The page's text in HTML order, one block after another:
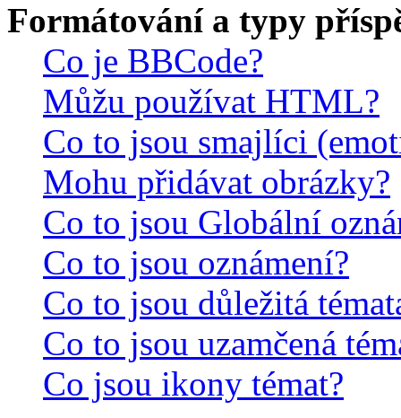
Formátování a typy
Co je BBCode?
Můžu používat HTML?
Co to jsou smajlíci
Mohu přidávat obrázky?
Co to jsou Globální
Co to jsou oznámení?
Co to jsou důležitá
Co to jsou uzamčená
Co jsou ikony témat?